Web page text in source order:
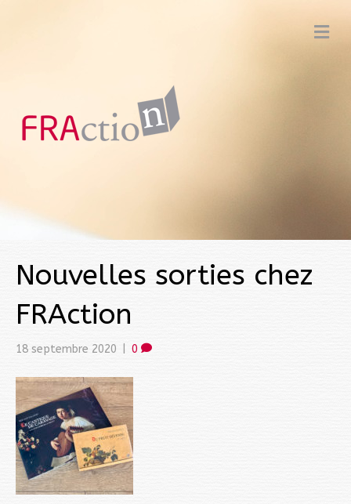
M
e
Nouvelles sorties chez
FRAction
18 septembre 2020 0